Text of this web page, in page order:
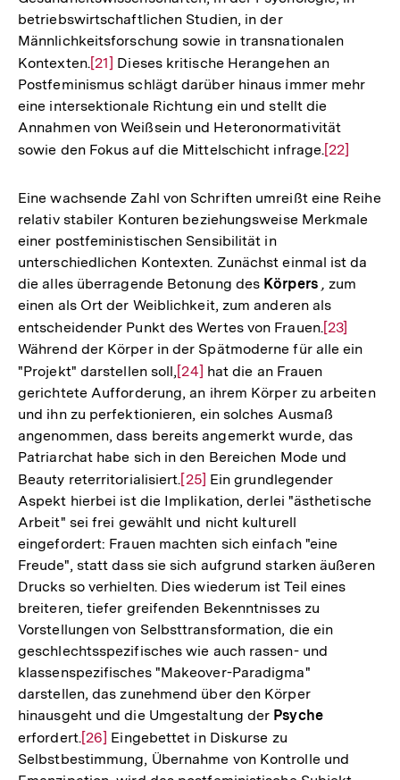
betriebswirtschaftlichen Studien, in der
Männlichkeitsforschung sowie in transnationalen
Kontexten.Zur
Auflösung
der
Fußnote
[21] Dieses kritische Herangehen an
Postfeminismus schlägt darüber hinaus immer mehr
eine intersektionale Richtung ein und stellt die
Annahmen von Weißsein und Heteronormativität
sowie den Fokus auf die Mittelschicht infrage.Zur
der
Fußnote
[22]
Eine wachsende Zahl von Schriften umreißt eine Reihe
relativ stabiler Konturen beziehungsweise Merkmale
einer postfeministischen Sensibilität in
unterschiedlichen Kontexten. Zunächst einmal ist da
die alles überragende Betonung des Körpers , zum
einen als Ort der Weiblichkeit, zum anderen als
entscheidender Punkt des Wertes von Frauen.Zur
Auflösung
Fußnote
[23]
Während der Körper in der Spätmoderne für alle ein
"Projekt" darstellen soll,Zur
Auflösung
der
Fußnote
[24] hat die an Frauen
gerichtete Aufforderung, an ihrem Körper zu arbeiten
und ihn zu perfektionieren, ein solches Ausmaß
angenommen, dass bereits angemerkt wurde, das
Patriarchat habe sich in den Bereichen Mode und
Beauty reterritorialisiert.Zur
Auflösung
der
Fußnote
[25] Ein grundlegender
Aspekt hierbei ist die Implikation, derlei "ästhetische
Arbeit" sei frei gewählt und nicht kulturell
eingefordert: Frauen machten sich einfach "eine
Freude", statt dass sie sich aufgrund starken äußeren
Drucks so verhielten. Dies wiederum ist Teil eines
breiteren, tiefer greifenden Bekenntnisses zu
Vorstellungen von Selbsttransformation, die ein
geschlechtsspezifisches wie auch rassen- und
klassenspezifisches "Makeover-Paradigma"
darstellen, das zunehmend über den Körper
hinausgeht und die Umgestaltung der Psyche
erfordert.Zur
Auflösung
[26] Eingebettet in Diskurse zu
Selbstbestimmung, Übernahme von Kontrolle und